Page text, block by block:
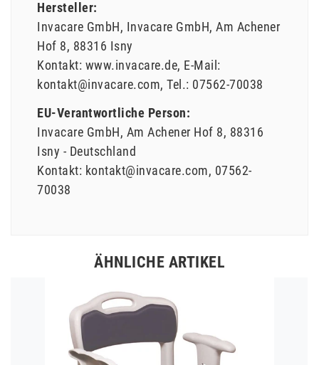
Hersteller:
Invacare GmbH Invacare GmbH Am Achener
Hof 8 88316 Isny
Kontakt: www.invacare.de E-Mail:
kontakt@invacare.com Tel.: 07562-70038
EU-Verantwortliche Person:
Invacare GmbH Am Achener Hof 8 88316
Isny
Deutschland
Kontakt: kontakt@invacare.com 07562-
70038
ÄHNLICHE ARTIKEL